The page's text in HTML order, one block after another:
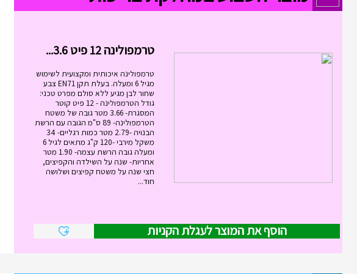
טרמפולינה 12 פיט 3.6...
טרמפולינה איכותית ומקצועית לשימוש
מגיל 6 ומעלה. בעלת תקן EN71 צבע
שחור לבן מגיע ללא סולם מפרט טכני:
גודל הטרמפולינה - 12 פיט קוטר
המסגרת- 3.66 מטר גובה של משטח
הטרמפולינה- 89 ס"מ הגובה עם הרשת
הבנויה -2.79 מטר כמות רגליים- 34
משקל מירבי -120 ק"ג מתאים לגיל 6
ומעלה גובה הרשת עצמה- 1.90 מטר
אחריות- שנה על השילדה והקפיצים,
חצי שנה על משטח קפיצים ושלושה
חוד...
הוסף את המוצר לעגלת הקניות